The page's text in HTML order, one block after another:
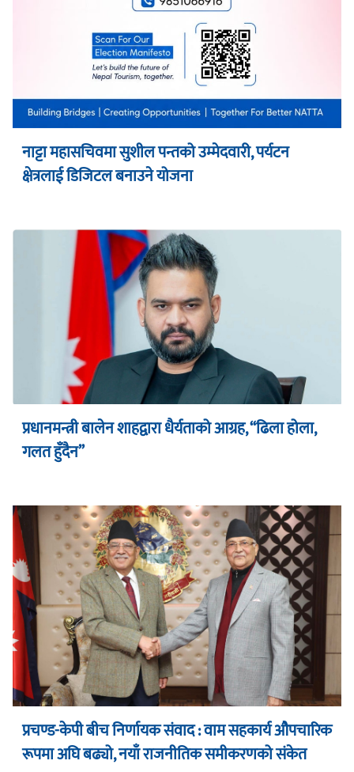
नाट्टा महासचिवमा सुशील पन्तको उम्मेदवारी, पर्यटन
क्षेत्रलाई डिजिटल बनाउने योजना
प्रधानमन्त्री बालेन शाहद्वारा धैर्यताको आग्रह, “ढिला होला,
गलत हुँदैन”
प्रचण्ड-केपी बीच निर्णायक संवाद : वाम सहकार्य औपचारिक
रूपमा अघि बढ्यो, नयाँ राजनीतिक समीकरणको संकेत